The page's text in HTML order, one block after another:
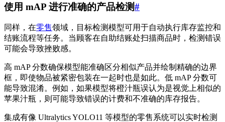
使用 mAP 进行准确的产品检测#
同样，在零售领域，目标检测模型可用于自动执行库存监控和
结账流程等任务。当顾客在自助结账处扫描商品时，检测错误
可能会导致挫败感。
高 mAP 分数确保模型能准确区分相似产品并绘制精确的边界
框，即使物品被紧密包装在一起时也是如此。低 mAP 分数可
能导致混淆。例如，如果模型将橙汁瓶误认为是视觉上相似的
苹果汁瓶，则可能导致错误的计费和不准确的库存报告。
集成有像 Ultralytics YOLO11 等模型的零售系统可以实时检测